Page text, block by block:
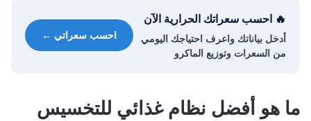
🔥 احسب سعراتك الحرارية الآن
أدخل بياناتك واعرف احتياجك اليومي
من السعرات وتوزيع الماكرو
احسب سعراتي ←
ما هو أفضل نظام غذائي للتخسيس